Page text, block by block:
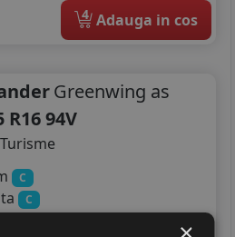
4 Adauga in cos
Greenwing as
R16 94V
Turisme
C
C